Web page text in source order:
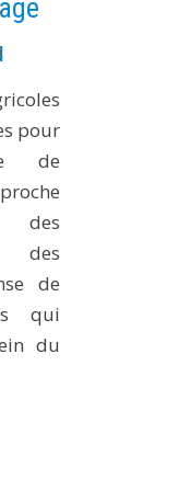
pour
de
des
des
de
qui
du